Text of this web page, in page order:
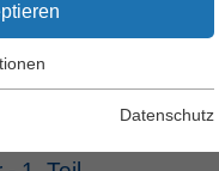
Suchen
Funktionen der
Datenschutz